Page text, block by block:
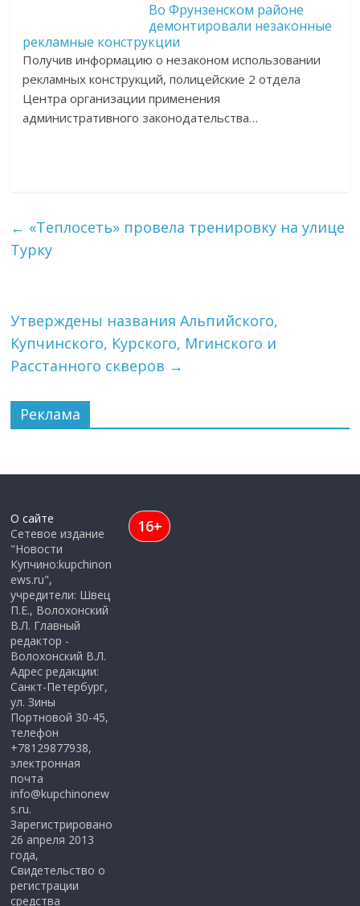
Во Фрунзенском районе
демонтировали незаконные
рекламные конструкции
Получив информацию о незаконом использовании
рекламных конструкций, полицейские 2 отдела
Центра организации применения
административного законодательства…
← «Теплосеть» провела тренировку на улице
Турку
Утверждены названия Альпийского,
Купчинского, Курского, Мгинского и
Расстанного скверов →
Реклама
О сайте
Сетевое издание
"Новости
Купчино:kupchinon
ews.ru",
учредители: Швец
П.Е., Волохонский
В.Л. Главный
редактор -
Волохонский В.Л.
Адрес редакции:
Санкт-Петербург,
ул. Зины
Портновой 30-45,
телефон
+78129877938,
электронная
почта
info@kupchinonew
s.ru.
Зарегистрировано
26 апреля 2013
года,
Свидетельство о
регистрации
средства
16+